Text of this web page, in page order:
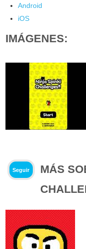
Android
iOS
IMÁGENES:
Seguir
MÁS